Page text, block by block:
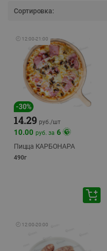
Сортировка:
🕘 12:00-21:00
-30%
14.29 руб./шт
10.00 руб. за 6
Пицца КАРБОНАРА
490г
🕘 12:00-20:00